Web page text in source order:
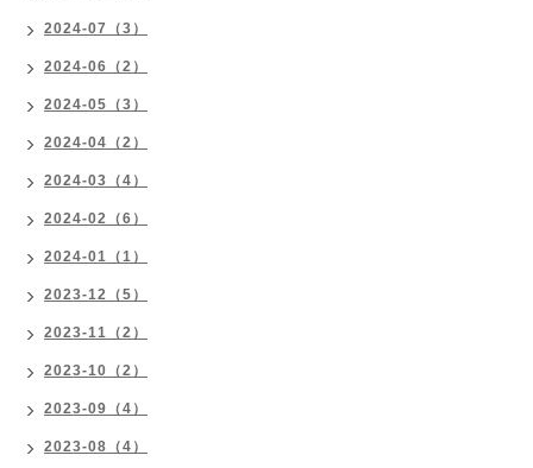
2024-07（3）
2024-06（2）
2024-05（3）
2024-04（2）
2024-03（4）
2024-02（6）
2024-01（1）
2023-12（5）
2023-11（2）
2023-10（2）
2023-09（4）
2023-08（4）